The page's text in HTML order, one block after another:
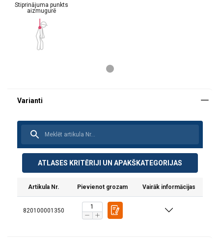
Stiprinājuma punkts
aizmugurē
ATLASES KRITĒRIJI UN APAKŠKATEGORIJAS
Artikula Nr. Pievienot grozam Vairāk informācijas
820100001350
Materiāls: